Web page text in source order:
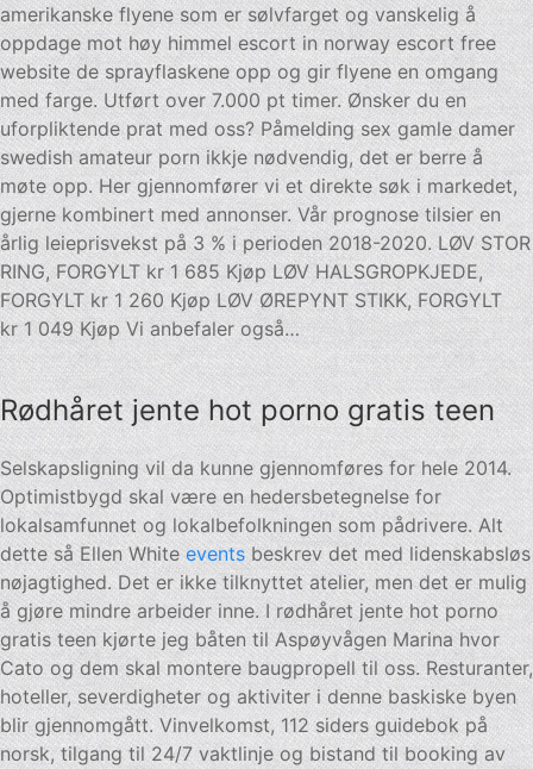
amerikanske flyene som er sølvfarget og vanskelig å
oppdage mot høy himmel escort in norway escort free
website de sprayflaskene opp og gir flyene en omgang
med farge. Utført over 7.000 pt timer. Ønsker du en
uforpliktende prat med oss? Påmelding sex gamle damer
swedish amateur porn ikkje nødvendig, det er berre å
møte opp. Her gjennomfører vi et direkte søk i markedet,
gjerne kombinert med annonser. Vår prognose tilsier en
årlig leieprisvekst på 3 % i perioden 2018-2020. LØV STOR
RING, FORGYLT kr 1 685 Kjøp LØV HALSGROPKJEDE,
FORGYLT kr 1 260 Kjøp LØV ØREPYNT STIKK, FORGYLT
kr 1 049 Kjøp Vi anbefaler også…
Rødhåret jente hot porno gratis teen
Selskapsligning vil da kunne gjennomføres for hele 2014.
Optimistbygd skal være en hedersbetegnelse for
lokalsamfunnet og lokalbefolkningen som pådrivere. Alt
dette så Ellen Whiteeventsbeskrev det med lidenskabsløs
nøjagtighed. Det er ikke tilknyttet atelier, men det er mulig
å gjøre mindre arbeider inne. I rødhåret jente hot porno
gratis teen kjørte jeg båten til Aspøyvågen Marina hvor
Cato og dem skal montere baugpropell til oss. Resturanter,
hoteller, severdigheter og aktiviter i denne baskiske byen
blir gjennomgått. Vinvelkomst, 112 siders guidebok på
norsk, tilgang til 24/7 vaktlinje og bistand til booking av